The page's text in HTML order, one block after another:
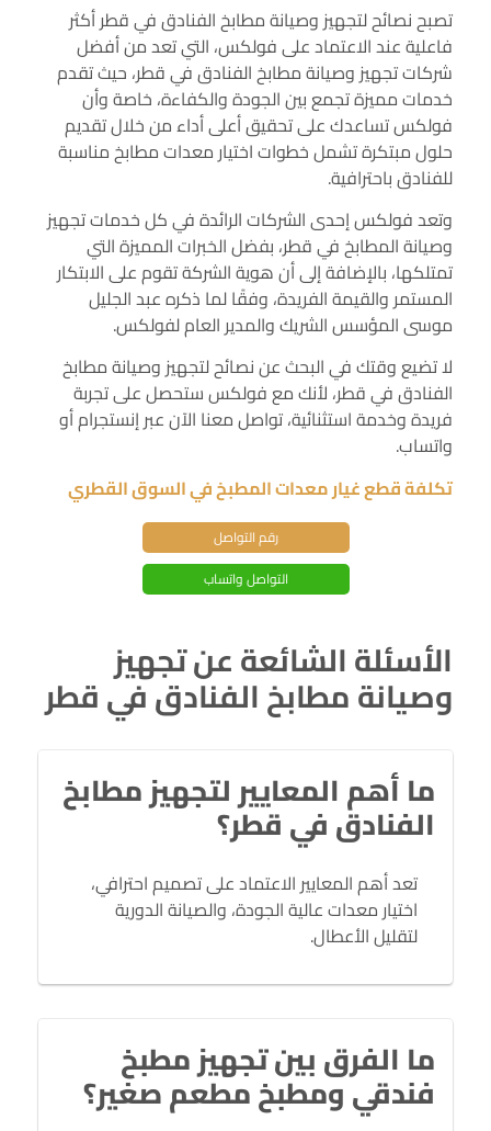
تصبح نصائح لتجهيز وصيانة مطابخ الفنادق في قطر أكثر
فاعلية عند الاعتماد على فولكس، التي تعد من أفضل
شركات تجهيز وصيانة مطابخ الفنادق في قطر، حيث تقدم
خدمات مميزة تجمع بين الجودة والكفاءة، خاصة وأن
فولكس تساعدك على تحقيق أعلى أداء من خلال تقديم
حلول مبتكرة تشمل خطوات اختيار معدات مطابخ مناسبة
للفنادق باحترافية.
وتعد فولكس إحدى الشركات الرائدة في كل خدمات تجهيز
وصيانة المطابخ في قطر، بفضل الخبرات المميزة التي
تمتلكها، بالإضافة إلى أن هوية الشركة تقوم على الابتكار
المستمر والقيمة الفريدة، وفقًا لما ذكره عبد الجليل
موسى المؤسس الشريك والمدير العام لفولكس.
لا تضيع وقتك في البحث عن نصائح لتجهيز وصيانة مطابخ
الفنادق في قطر، لأنك مع فولكس ستحصل على تجربة
فريدة وخدمة استثنائية، تواصل معنا الآن عبر إنستجرام أو
واتساب.
تكلفة قطع غيار معدات المطبخ في السوق القطري
رقم التواصل
التواصل واتساب
الأسئلة الشائعة عن تجهيز
وصيانة مطابخ الفنادق في قطر
ما أهم المعايير لتجهيز مطابخ
الفنادق في قطر؟
تعد أهم المعايير الاعتماد على تصميم احترافي،
اختيار معدات عالية الجودة، والصيانة الدورية
لتقليل الأعطال.
ما الفرق بين تجهيز مطبخ
فندقي ومطبخ مطعم صغير؟